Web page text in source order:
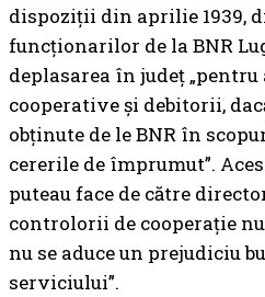
dispoziții din aprilie 1939,
funcționarilor de la BNR
deplasarea în județ
cooperative și debitorii,
obținute de le BNR în
cererile de împrumut”.
puteau face de către
controlorii de cooperație
nu se aduce un prejudiciu
serviciului”.